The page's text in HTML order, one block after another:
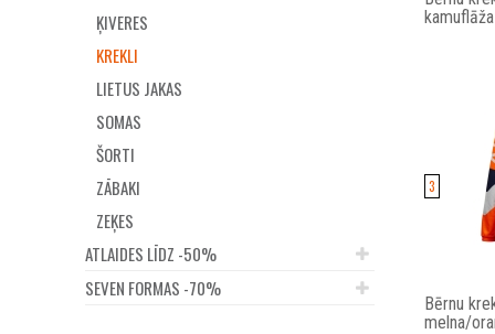
ĶIVERES
KREKLI
LIETUS JAKAS
SOMAS
ŠORTI
ZĀBAKI
ZEĶES
ATLAIDES LĪDZ -50%
SEVEN FORMAS -70%
kamuflāža
3
Bērnu
melna/